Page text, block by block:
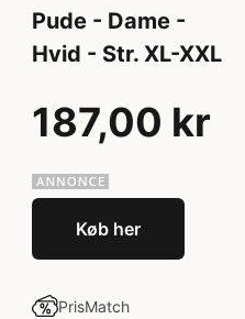
Pude - Dame -
Hvid - Str. XL-XXL
187,00 kr
Køb her
PrisMatch